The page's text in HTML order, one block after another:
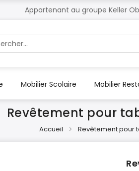
Appartenant au groupe Keller
Mobilier Scolaire Mobilier
Revêtement pour
Accueil Revêtement pour